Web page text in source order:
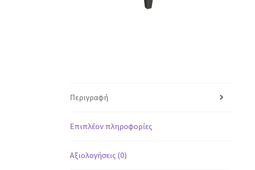
Περιγραφή
Επιπλέον πληροφορίες
Αξιολογήσεις (0)